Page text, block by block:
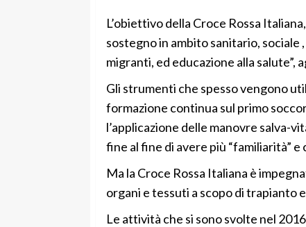
L’obiettivo della Croce Rossa
sostegno in ambito sanitario,
migranti, ed educazione alla salute”,
Gli strumenti che spesso vengono
formazione continua sul primo
l’applicazione delle manovre salva-
fine al fine di avere più “familiarità”
Ma la Croce Rossa Italiana è
organi e tessuti a scopo di trapianto
Le attività che si sono svolte nel